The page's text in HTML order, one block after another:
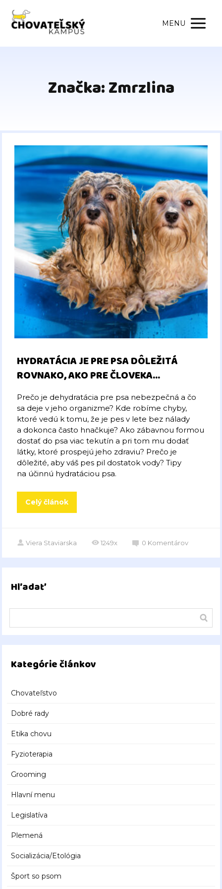
MENU
Značka: Zmrzlina
HYDRATÁCIA JE PRE PSA DÔLEŽITÁ
ROVNAKO, AKO PRE ČLOVEKA…
Prečo je dehydratácia pre psa nebezpečná a čo
sa deje v jeho organizme? Kde robíme chyby,
ktoré vedú k tomu, že je pes v lete bez nálady
a dokonca často hnačkuje? Ako zábavnou formou
dostať do psa viac tekutín a pri tom mu dodať
látky, ktoré prospejú jeho zdraviu? Prečo je
dôležité, aby váš pes pil dostatok vody? Tipy
na účinnú hydratáciou psa.
Celý článok
Viera Staviarska 1249x 0 Komentárov
Hľadať
Kategórie článkov
Chovateľstvo
Dobré rady
Etika chovu
Fyzioterapia
Grooming
Hlavní menu
Legislatíva
Plemená
Socializácia/Etológia
Šport so psom